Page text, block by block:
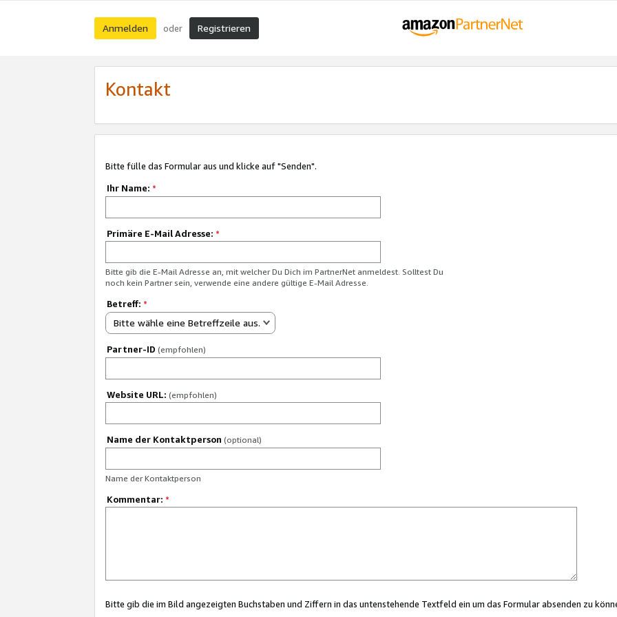
Anmelden oder Registrieren
Kontakt
Bitte fülle das Formular aus und klicke auf "Senden".
Ihr Name: *
Primäre E-Mail Adresse: *
Bitte gib die E-Mail Adresse an, mit welcher Du Dich im PartnerNet anmeldest. Solltest Du
noch kein Partner sein, verwende eine andere gültige E-Mail Adresse.
Betreff: *
Bitte wähle eine Betreffzeile aus.
Partner-ID (empfohlen)
Website URL: (empfohlen)
Name der Kontaktperson (optional)
Name der Kontaktperson
Kommentar: *
Bitte gib die im Bild angezeigten Buchstaben und Ziffern in das untenstehende Textfeld ein um das Formular absenden zu